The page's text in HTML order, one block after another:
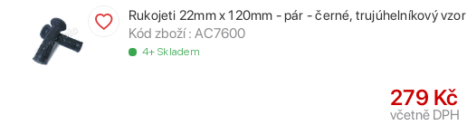
Rukojeti 22mm x 120mm - pár - černé, trujúhelníkový vzor
Kód zboží : AC7600
4+ Skladem
279 Kč
včetně DPH